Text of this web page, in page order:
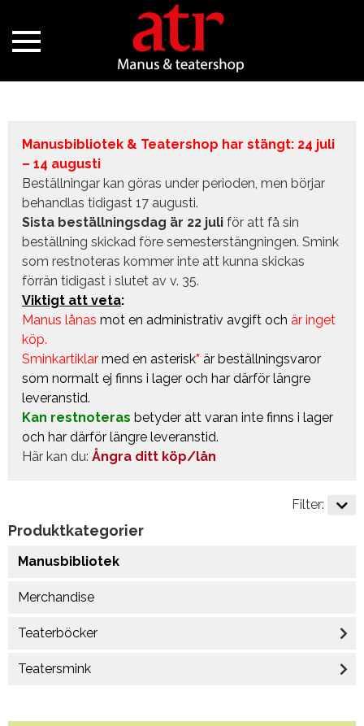
Manusbibliotek & Teatershop har stängt: 24 juli
– 14 augusti
Beställningar kan göras under perioden, men börjar
behandlas tidigast 17 augusti.
Sista beställningsdag är 22 juli för att få sin
beställning skickad före semesterstängningen. Smink
som restnoteras kommer inte att kunna skickas
förrän tidigast i slutet av v. 35.
Viktigt att veta:
Manus lånas mot en administrativ avgift och är inget
köp.
Sminkartiklar med en asterisk* är beställningsvaror
som normalt ej finns i lager och har därför längre
leveranstid.
Kan restnoteras betyder att varan inte finns i lager
och har därför längre leveranstid.
Här kan du: Ångra ditt köp/lån
Produktkategorier
Manusbibliotek
Merchandise
Teaterböcker
Teatersmink
Filter: